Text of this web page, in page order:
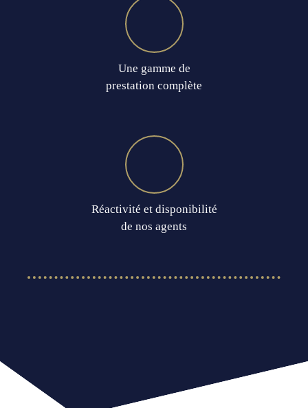
Une gamme de
prestation complète
Réactivité et disponibilité
de nos agents